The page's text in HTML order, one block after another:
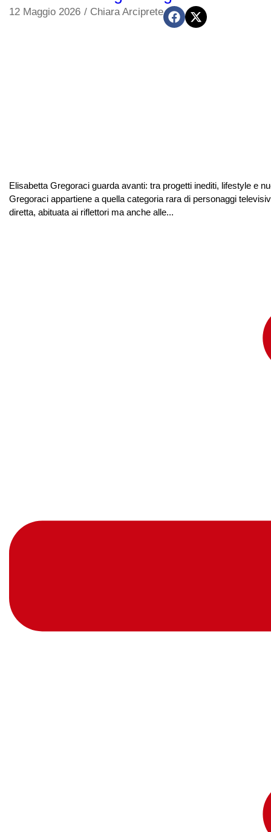
12 Maggio 2026 / Chiara Arciprete
Elisabetta Gregoraci guarda avanti: tra progetti inediti, lifestyle e
Gregoraci appartiene a quella categoria rara di personaggi
diretta, abituata ai riflettori ma anche alle...